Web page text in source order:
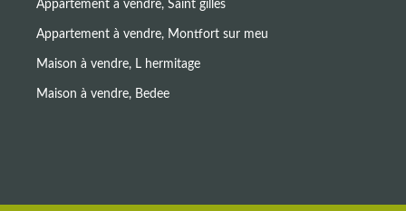
Appartement à vendre, Saint gilles
Appartement à vendre, Montfort sur meu
Maison à vendre, L hermitage
Maison à vendre, Bedee